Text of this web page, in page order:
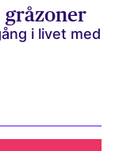
i livet med